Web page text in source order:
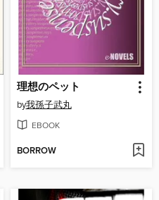
理想のペット
by我孫子武丸
EBOOK
BORROW